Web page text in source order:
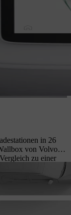
in 26
von Volvo
zu einer
können Sie den
überwachen.